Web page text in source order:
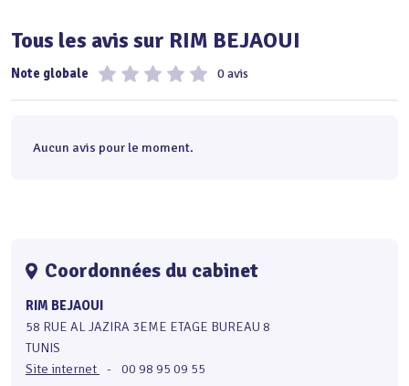
Tous les avis sur RIM BEJAOUI
Note globale 0 avis
Aucun avis pour le moment.
Coordonnées du cabinet
RIM BEJAOUI
58 RUE AL JAZIRA 3EME ETAGE BUREAU 8
TUNIS
Site internet
- 00 98 95 09 55